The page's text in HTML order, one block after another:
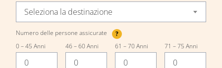
Seleziona la destinazione
Numero delle persone assicurate
?
0 – 45 Anni
46 – 60 Anni 61 – 70 Anni 71 – 75 Anni